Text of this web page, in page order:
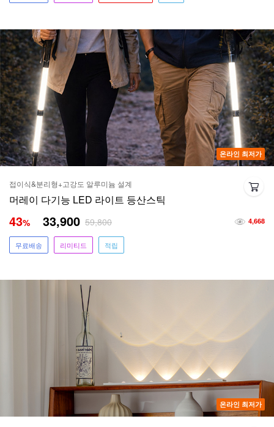
온라인 최저가
접이식&분리형+고강도 알루미늄 설계
머레이 다기능 LED 라이트 등산스틱
4,668
43% 33,900 59,800
무료배송 리미티드 적립
온라인 최저가